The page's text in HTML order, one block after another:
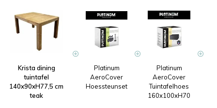
Krista dining
tuintafel
140x90xH77,5 cm
teak
Platinum
AeroCover
Hoessteunset
Platinum
AeroCover
Tuintafelhoes
160x100xH70